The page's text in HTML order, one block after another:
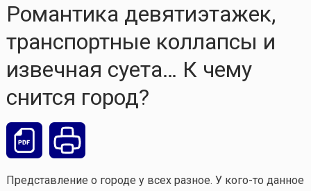
Романтика девятиэтажек,
транспортные коллапсы и
извечная суета… К чему
снится город?
Представление о городе у всех разное. У кого-то данное